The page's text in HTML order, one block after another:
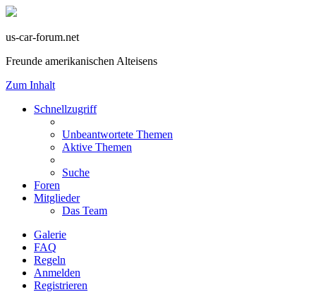
us-car-forum.net
Freunde amerikanischen Alteisens
Zum Inhalt
Schnellzugriff
Unbeantwortete Themen
Aktive Themen
Suche
Foren
Mitglieder
Das Team
Galerie
FAQ
Regeln
Anmelden
Registrieren